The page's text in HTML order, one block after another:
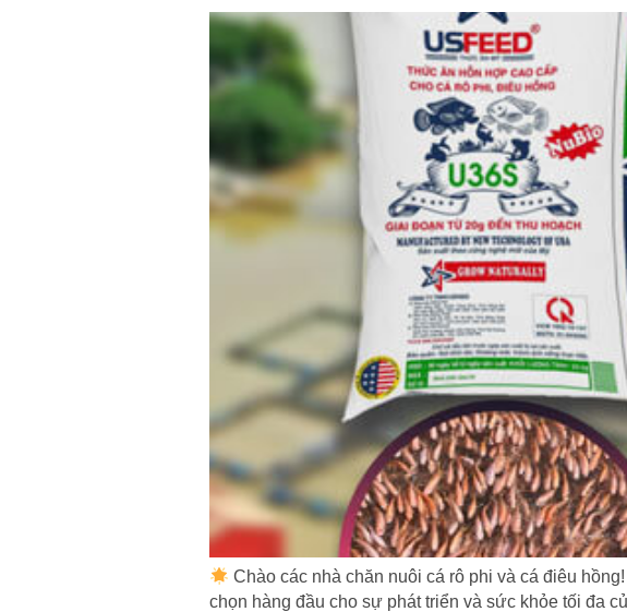
Chào các nhà chăn nuôi cá rô phi và cá điêu
chọn hàng đầu cho sự phát triển và sức khỏe tối đa